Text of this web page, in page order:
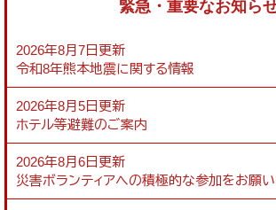
緊急・重要なお知ら
2026年8月7日更新
令和8年熊本地震に関する情報
2026年8月5日更新
ホテル等避難のご案内
2026年8月6日更新
災害ボランティアへの積極的な参加をお願